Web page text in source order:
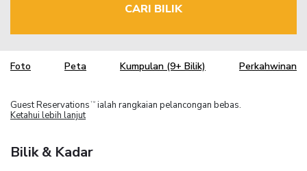
CARI BILIK
Foto Peta Kumpulan (9+ Bilik) Perkahwinan
Guest Reservations TM ialah rangkaian pelancongan bebas.
Ketahui lebih lanjut
Bilik & Kadar